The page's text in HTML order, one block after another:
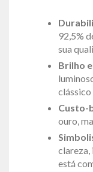
92,5%
sua
Brilho
clássico
Custo-
ouro,
clareza,
está